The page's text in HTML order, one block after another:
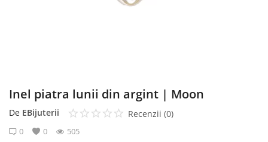
Inel piatra lunii din argint | Moon
De EBijuterii Recenzii (0)
0 0 505